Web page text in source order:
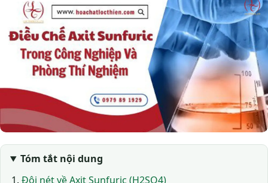
Tóm tắt nội dung
Đôi nét về Axit Sunfuric (H2SO4)